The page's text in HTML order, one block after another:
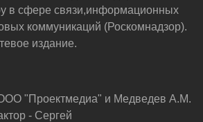
в сфере связи,информационных
коммуникаций (Роскомнадзор).
издание.
"Проектмедиа" и Медведев А.М.
- Сергей